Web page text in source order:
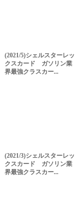
(2021/5)シェルスターレッ
クスカード ガソリン業
界最強クラスカー...
(2021/3)シェルスターレッ
クスカード ガソリン業
界最強クラスカー...